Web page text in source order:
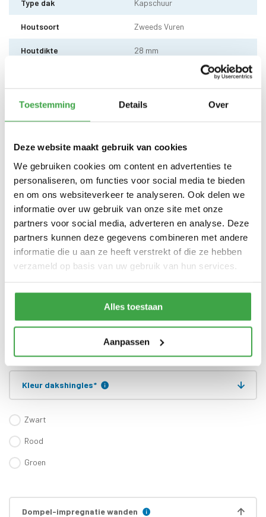
Toestemming Details Over
Deze website maakt gebruik van cookies
We gebruiken cookies om content en advertenties te
personaliseren, om functies voor social media te bieden
en om ons websiteverkeer te analyseren. Ook delen we
informatie over uw gebruik van onze site met onze
partners voor social media, adverteren en analyse. Deze
partners kunnen deze gegevens combineren met andere
informatie die u aan ze heeft verstrekt of die ze hebben
verzameld op basis van uw gebruik van hun services.
Alles toestaan
Aanpassen
Type dak Kapschuur
Houtsoort Zweeds Vuren
Houtdikte 28 mm
200 x 250cm (buitenmaat) -
geplaatst
Dakhoogte totaal 287 cm
Staander
stelvoet
Schoren 7 x 7 cm - 2 stuks
Dakbedekking
Dakshingles met 10 jaar
garantie (keuze uit: rood,
Bevestigingsmaterialen
zijn inbegrepen
Gratis thuisbezorgd - In
Nederland
Kleur dakshingles*
Zwart
Rood
Groen
Dompel-impregnatie wanden